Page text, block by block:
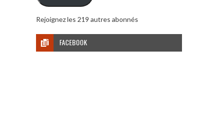
Rejoignez les 219 autres abonnés
FACEBOOK